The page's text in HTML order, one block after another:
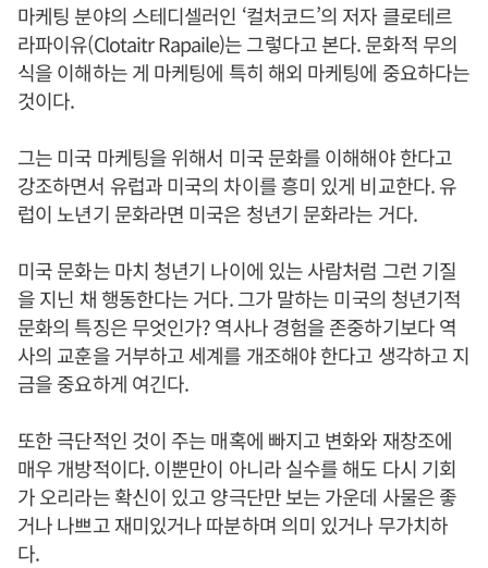
마케팅 분야의 스테디셀러인 ‘컬처코드’의 저자 클로테르
라파이유(Clotaitr Rapaile)는 그렇다고 본다. 문화적 무의
식을 이해하는 게 마케팅에 특히 해외 마케팅에 중요하다는
것이다.
그는 미국 마케팅을 위해서 미국 문화를 이해해야 한다고
강조하면서 유럽과 미국의 차이를 흥미 있게 비교한다. 유
럽이 노년기 문화라면 미국은 청년기 문화라는 거다.
미국 문화는 마치 청년기 나이에 있는 사람처럼 그런 기질
을 지닌 채 행동한다는 거다. 그가 말하는 미국의 청년기적
문화의 특징은 무엇인가? 역사나 경험을 존중하기보다 역
사의 교훈을 거부하고 세계를 개조해야 한다고 생각하고 지
금을 중요하게 여긴다.
또한 극단적인 것이 주는 매혹에 빠지고 변화와 재창조에
매우 개방적이다. 이뿐만이 아니라 실수를 해도 다시 기회
가 오리라는 확신이 있고 양극단만 보는 가운데 사물은 좋
거나 나쁘고 재미있거나 따분하며 의미 있거나 무가치하
다.